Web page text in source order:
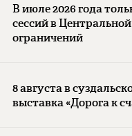
В июле 2026 года
сессий в
ограничений
8 августа в
выставка «Дорога к